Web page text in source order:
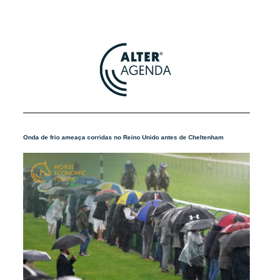
Onda de frio ameaça corridas no Reino Unido antes de Cheltenham